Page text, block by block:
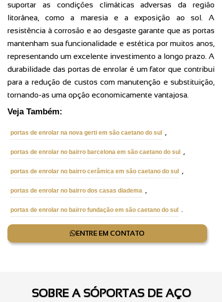
suportar as condições climáticas adversas da região
litorânea, como a maresia e a exposição ao sol. A
resistência à corrosão e ao desgaste garante que as portas
mantenham sua funcionalidade e estética por muitos anos,
representando um excelente investimento a longo prazo. A
durabilidade das portas de enrolar é um fator que contribui
para a redução de custos com manutenção e substituição,
tornando-as uma opção economicamente vantajosa.
Veja Também:
portas de enrolar na nova gerti em são caetano do sul ,
portas de enrolar no bairro barcelona em são caetano do sul ,
portas de enrolar no bairro cerâmica em são caetano do sul ,
portas de enrolar no bairro dos casas diadema ,
portas de enrolar no bairro fundação em são caetano do sul .
ENTRE EM CONTATO
SOBRE A SÓPORTAS DE AÇO